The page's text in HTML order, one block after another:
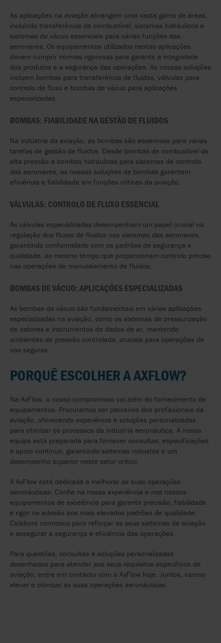
As aplicações na aviação abrangem uma vasta gama de áreas,
incluindo transferência de combustível, sistemas hidráulicos e
sistemas de vácuo essenciais para várias funções das
aeronaves. Os equipamentos utilizados nestas aplicações
devem cumprir normas rigorosas para garantir a integridade
dos produtos e a segurança das operações. As nossas soluções
incluem bombas para transferência de fluidos, válvulas para
controlo de fluxo e bombas de vácuo para aplicações
especializadas.
BOMBAS: FIABILIDADE NA GESTÃO DE FLUIDOS
Na indústria da aviação, as bombas são essenciais para várias
tarefas de gestão de fluidos. Desde bombas de combustível de
alta pressão a bombas hidráulicas para sistemas de controlo
das aeronaves, as nossas soluções de bombas garantem
eficiência e fiabilidade em funções críticas da aviação.
VÁLVULAS: CONTROLO DE FLUXO ESSENCIAL
As válvulas especializadas desempenham um papel crucial na
regulação dos fluxos de fluidos nos sistemas das aeronaves,
garantindo conformidade com os padrões de segurança e
qualidade, ao mesmo tempo que proporcionam controlo preciso
nas operações de manuseamento de fluidos.
BOMBAS DE VÁCUO: APLICAÇÕES ESPECIALIZADAS
As bombas de vácuo são fundamentais em várias aplicações
especializadas na aviação, como os sistemas de pressurização
de cabines e instrumentos de dados de ar, mantendo
ambientes de pressão controlada, cruciais para operações de
voo seguras.
PORQUÊ ESCOLHER A AXFLOW?
Na AxFlow, o nosso compromisso vai além do fornecimento de
equipamentos. Procuramos ser parceiros dos profissionais da
aviação, oferecendo experiência e soluções personalizadas
para otimizar os processos da indústria aeronáutica. A nossa
equipa está preparada para fornecer consultas, especificações
e apoio contínuo, garantindo sistemas robustos e um
desempenho superior neste setor crítico.
A AxFlow está dedicada a melhorar as suas operações
aeronáuticas. Confie na nossa experiência e nos nossos
equipamentos de excelência para garantir precisão, fiabilidade
e rigor na adesão aos mais elevados padrões de qualidade.
Colabore connosco para reforçar os seus sistemas de aviação
e assegurar a segurança e eficiência das operações.
Para questões, consultas e soluções personalizadas
desenhadas para atender aos seus requisitos específicos de
aviação, entre em contacto com a AxFlow hoje. Juntos, vamos
elevar e otimizar as suas operações aeronáuticas.